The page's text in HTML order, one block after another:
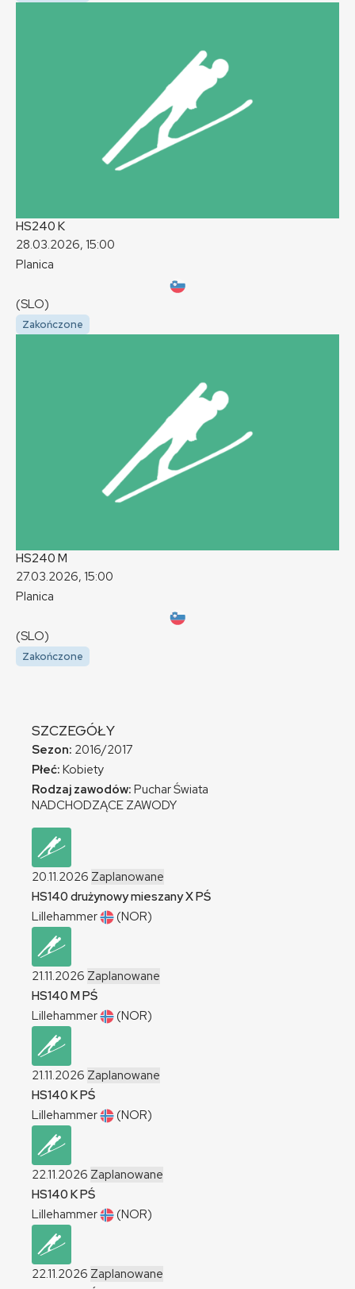
HS240 K
28.03.2026, 15:00
Planica
(SLO)
Zakończone
HS240 M
27.03.2026, 15:00
Planica
(SLO)
Zakończone
SZCZEGÓŁY
Sezon: 2016/2017
Płeć: Kobiety
Rodzaj zawodów: Puchar Świata
NADCHODZĄCE ZAWODY
20.11.2026 Zaplanowane
HS140 drużynowy mieszanyXPŚ
Lillehammer
(NOR)
21.11.2026 Zaplanowane
HS140MPŚ
Lillehammer
(NOR)
21.11.2026 Zaplanowane
HS140KPŚ
Lillehammer
(NOR)
22.11.2026 Zaplanowane
HS140KPŚ
Lillehammer
(NOR)
22.11.2026 Zaplanowane